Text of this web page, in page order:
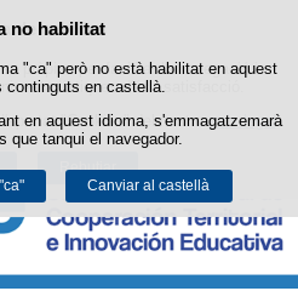
de cookies
pròpies per facilitar la navegació i
estadístiques d'ús i satisfacció.
"Cookies" del nostreavís legal.
Rebutjar
no habilitat
"ca" però no està habilitat en aquest
continguts en castellà.
en aquest idioma, s'emmagatzemarà
que tanqui el navegador.
Canviar al castellà
Passar al contingut